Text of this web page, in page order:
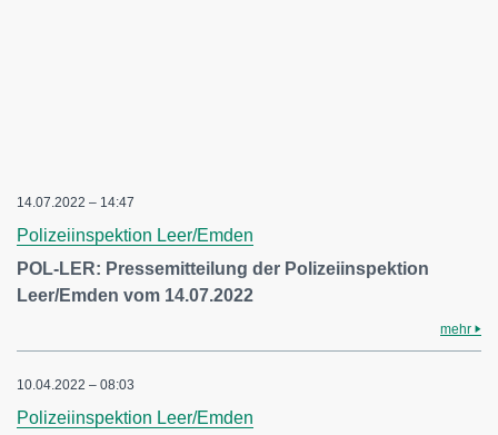
14.07.2022 – 14:47
Polizeiinspektion Leer/Emden
POL-LER: Pressemitteilung der Polizeiinspektion
Leer/Emden vom 14.07.2022
mehr
10.04.2022 – 08:03
Polizeiinspektion Leer/Emden